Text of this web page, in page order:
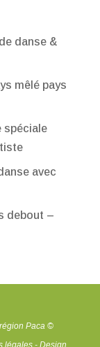
danse &
mêlé pays
spéciale
avec
debout –
Paca ©
légales - Design